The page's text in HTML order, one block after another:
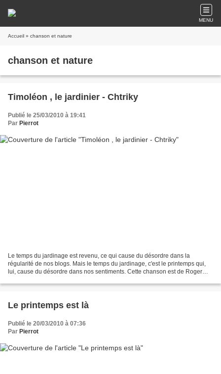
MENU
Accueil » chanson et nature
chanson et nature
Timoléon , le jardinier - Chtriky
Publié le 25/03/2010 à 19:41
Par Pierrot
Le temps du jardinage est revenu, ce qui cause du désordre dans la
régularité de nos blogs. Mais le temps du jardinage, c'est le printemps qui,
lui, cause du désordre dans nos sentiments. Cette chanson est de Roger
Le printemps est là
Publié le 20/03/2010 à 07:36
Par Pierrot